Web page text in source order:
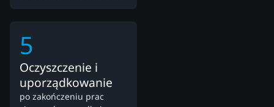
5
Oczyszczenie i
uporządkowanie
po zakończeniu prac